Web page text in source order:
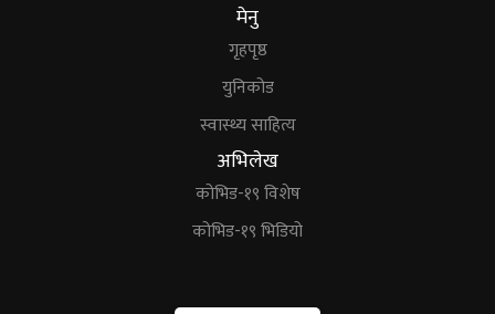
मेनु
गृहपृष्ठ
युनिकोड
स्वास्थ्य साहित्य
अभिलेख
कोभिड-१९ विशेष
कोभिड-१९ भिडियो